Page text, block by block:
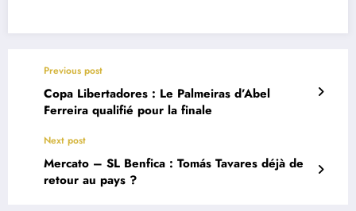
Previous post
Copa Libertadores : Le Palmeiras d’Abel
Ferreira qualifié pour la finale
Next post
Mercato – SL Benfica : Tomás Tavares déjà de
retour au pays ?